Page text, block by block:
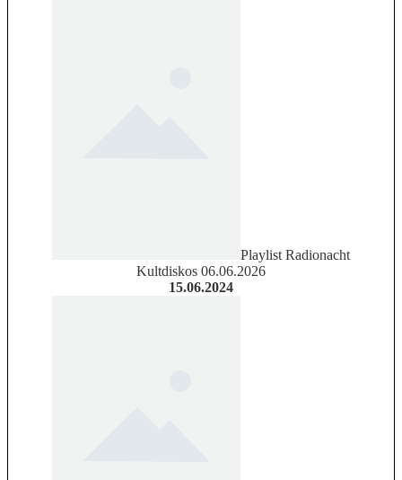
Playlist Radionacht
Kultdiskos 06.06.2026
15.06.2024